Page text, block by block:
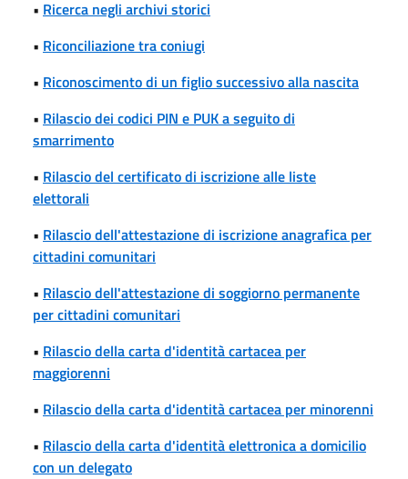
• Ricerca negli archivi storici
• Riconciliazione tra coniugi
• Riconoscimento di un figlio successivo alla nascita
• Rilascio dei codici PIN e PUK a seguito di
smarrimento
• Rilascio del certificato di iscrizione alle liste
elettorali
• Rilascio dell'attestazione di iscrizione anagrafica per
cittadini comunitari
• Rilascio dell'attestazione di soggiorno permanente
per cittadini comunitari
• Rilascio della carta d'identità cartacea per
maggiorenni
• Rilascio della carta d'identità cartacea per minorenni
• Rilascio della carta d'identità elettronica a domicilio
con un delegato